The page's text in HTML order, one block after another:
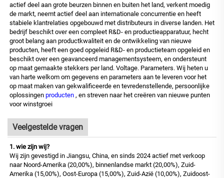
actief deel aan grote beurzen binnen en buiten het land, verkent moedig
de markt, neemt actief deel aan internationale concurrentie en heeft
stabiele klantrelaties opgebouwd met distributeurs in diverse landen. Het
bedrijf beschikt over een compleet R&D- en productieapparatuur, hecht
groot belang aan productkwaliteit en de ontwikkeling van nieuwe
producten, heeft een goed opgeleid R&D- en productieteam opgeleid en
beschikt over een geavanceerd managementsysteem, en ondersteunt
op maat gemaakte stekkers per land. Voltage. Parameters. Wij heten u
van harte welkom om gegevens en parameters aan te leveren voor het
op maat maken van gekwalificeerde en tevredenstellende, persoonlijke
oplossingen producten , en streven naar het creëren van nieuwe punten
voor winstgroei
Veelgestelde vragen
1. wie zijn wij?
Wij zijn gevestigd in Jiangsu, China, en sinds 2024 actief met verkoop
naar Noord-Amerika (20,00%), binnenlandse markt (20,00%), Zuid-
Amerika (15,00%), Oost-Europa (15,00%), Zuid-Azië (10,00%), Zuidoost-